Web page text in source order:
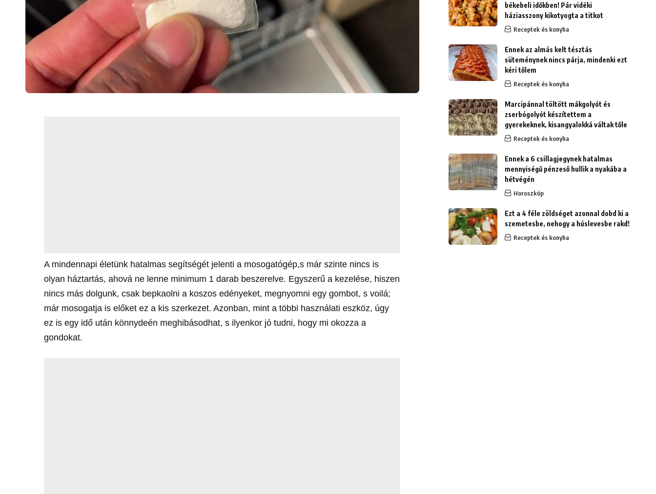
A mindennapi életünk hatalmas segítségét jelenti a mosogatógép,s már szinte nincs is
olyan háztartás, ahová ne lenne minimum 1 darab beszerelve. Egyszerű a kezelése, hiszen
nincs más dolgunk, csak bepkaolni a koszos edényeket, megnyomni egy gombot, s voilá;
már mosogatja is előket ez a kis szerkezet. Azonban, mint a többi használati eszköz, úgy
ez is egy idő után könnydeén meghibásodhat, s ilyenkor jó tudni, hogy mi okozza a
gondokat.
békebeli időkben! Pár vidéki
háziasszony kikotyogta a titkot
Receptek és konyha
Ennek az almás kelt tésztás
süteménynek nincs párja, mindenki ezt
kéri tőlem
Receptek és konyha
Marcipánnal töltött mákgolyót és
zserbógolyót készítettem a
gyerekeknek, kisangyalokká váltak tőle
Receptek és konyha
Ennek a 6 csillagjegynek hatalmas
mennyiségű pénzeső hullik a nyakába a
hétvégén
Horoszkóp
Ezt a 4 féle zöldséget azonnal dobd ki a
szemetesbe, nehogy a húslevesbe rakd!
Receptek és konyha